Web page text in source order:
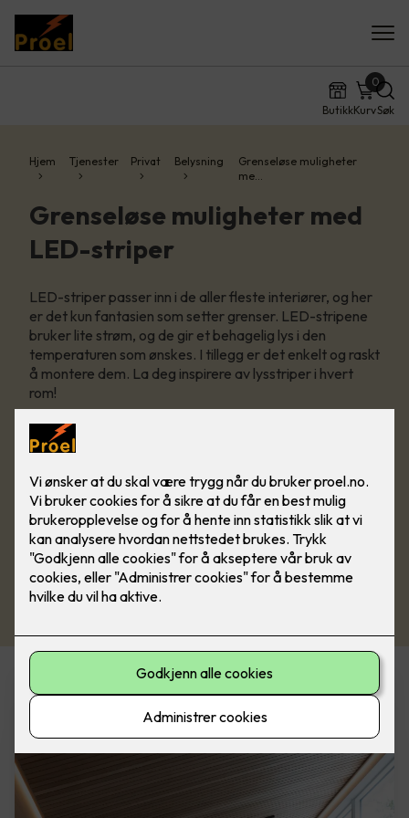
ButikkKurv
0
Søk
Hjem Tjenester Privat Belysning
Grenseløse muligheter
me…
Grenseløse muligheter med
LED-striper
LED-striper passer inn i de aller fleste interiører, og her
er det kun fantasien som setter grenser.​ LED-stripene
bruker lite strøm, og de gir et behagelig lys i den
temperaturen som ønskes. I tillegg er det enkelt og raskt
å montere dem.​ La deg inspirere av lysstriper i hvert
rom!